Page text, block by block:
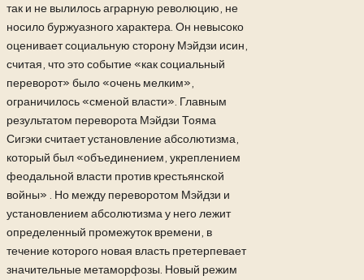
так и не вылилось аграрную революцию, не
носило буржуазного характера. Он невысоко
оценивает социальную сторону Мэйдзи исин,
считая, что это событие «как социальный
переворот» было «очень мелким»,
ограничилось «сменой власти». Главным
результатом переворота Мэйдзи Тояма
Сигэки считает установление абсолютизма,
который был «объединением, укреплением
феодальной власти против крестьянской
войны» . Но между переворотом Мэйдзи и
установлением абсолютизма у него лежит
определенный промежуток времени, в
течение которого новая власть претерпевает
значительные метаморфозы. Новый режим